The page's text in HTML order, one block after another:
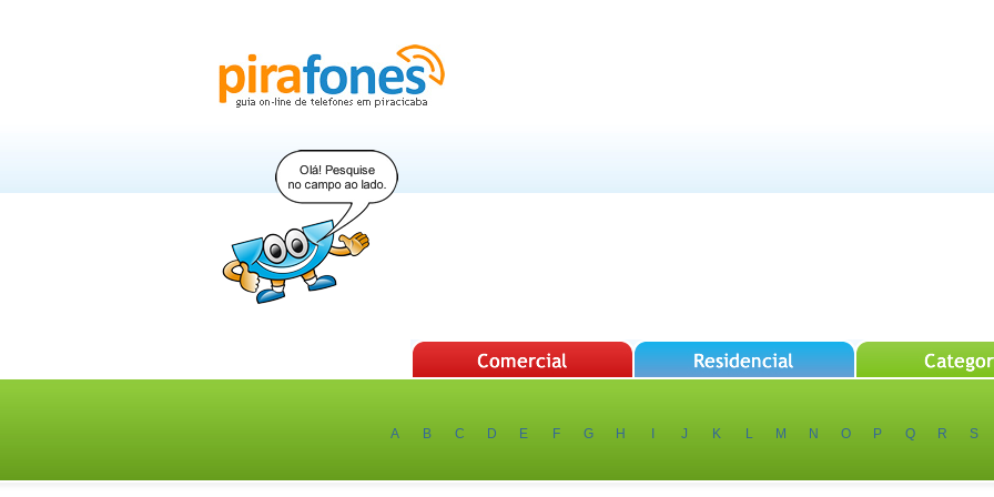
A B C D E F G H J K M N O P Q R S